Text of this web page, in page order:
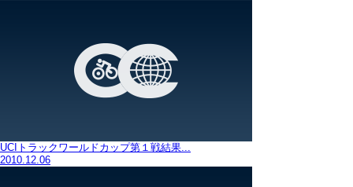
UCIトラックワールドカップ第１戦結果...
2010.12.06